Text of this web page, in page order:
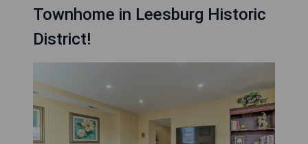
Townhome in Leesburg Historic
District!